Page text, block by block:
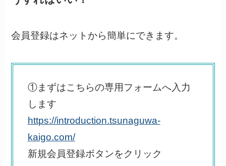
会員登録はネットから簡単にできます。
①まずはこちらの専用フォームへ入力
します
https://introduction.tsunaguwa-
kaigo.com/
新規会員登録ボタンをクリック